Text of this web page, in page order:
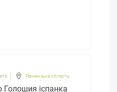
Рівненська область
Голошия іспанка